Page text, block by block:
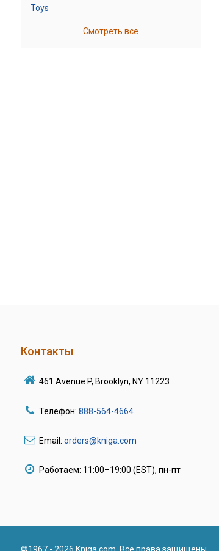
Toys
Смотреть все
Контакты
461 Avenue P, Brooklyn, NY 11223
Телефон: 888-564-4664
Email: orders@kniga.com
Работаем: 11:00–19:00 (EST), пн-пт